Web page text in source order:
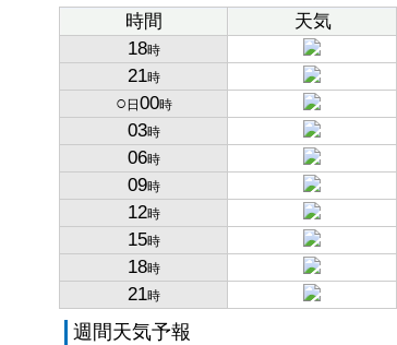
時間 天気
18時
21時
○ 日 00時
03時
06時
09時
12時
15時
18時
21時
週間天気予報